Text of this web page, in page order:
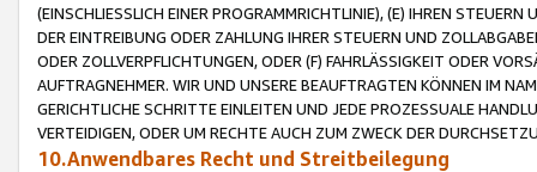
(EINSCHLIESSLICH EINER PROGRAMMRICHTLINIE), (E) IHREN
DER EINTREIBUNG ODER ZAHLUNG IHRER STEUERN UND
ODER ZOLLVERPFLICHTUNGEN, ODER (F) FAHRLÄSSIGKEIT ODER
AUFTRAGNEHMER. WIR UND UNSERE BEAUFTRAGTEN KÖNNEN IM
GERICHTLICHE SCHRITTE EINLEITEN UND JEDE PROZESSUALE
VERTEIDIGEN, ODER UM RECHTE AUCH ZUM ZWECK DER
10.Anwendbares Recht und Streitbeilegung